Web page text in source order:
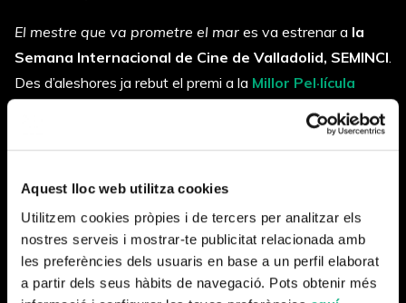
Aquest lloc web utilitza cookies
Utilitzem cookies pròpies i de tercers per analitzar els
nostres serveis i mostrar-te publicitat relacionada amb
les preferències dels usuaris en base a un perfil elaborat
a partir dels seus hàbits de navegació. Pots obtenir més
El mestre que va prometre el mar es va estrenar a la
Semana Internacional de Cine de Valladolid, SEMINCI
Des d’aleshores ja rebut el premi a la Millor Pel·lícula
a la quinzena edició del
També va inaugurar elFestival MOST
Penedès.
El mestre que va prometre el marestà protagonitzada
Enric Auquer i Laia Costa . Completen l’elenc Luisa